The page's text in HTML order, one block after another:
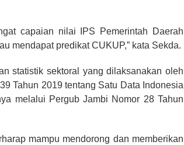
capaian nilai IPS Pemerintah Daerah
mendapat predikat CUKUP,” kata Sekda.
statistik sektoral yang dilaksanakan oleh
Tahun 2019 tentang Satu Data Indonesia
melalui Pergub Jambi Nomor 28 Tahun
mampu mendorong dan memberikan